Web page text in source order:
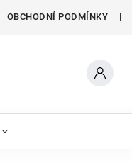
OBCHODNÍ PODMÍNKY